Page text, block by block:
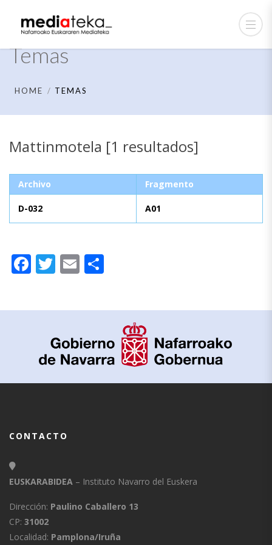
Temas
HOME TEMAS
Mattinmotela [1 resultados]
Archivo Fragmento
D-032 A01
Facebook
Twitter
Email
CONTACTO
EUSKARABIDEA – Instituto Navarro del Euskera
Dirección: Paulino Caballero 13
CP: 31002
Localidad: Pamplona/Iruña